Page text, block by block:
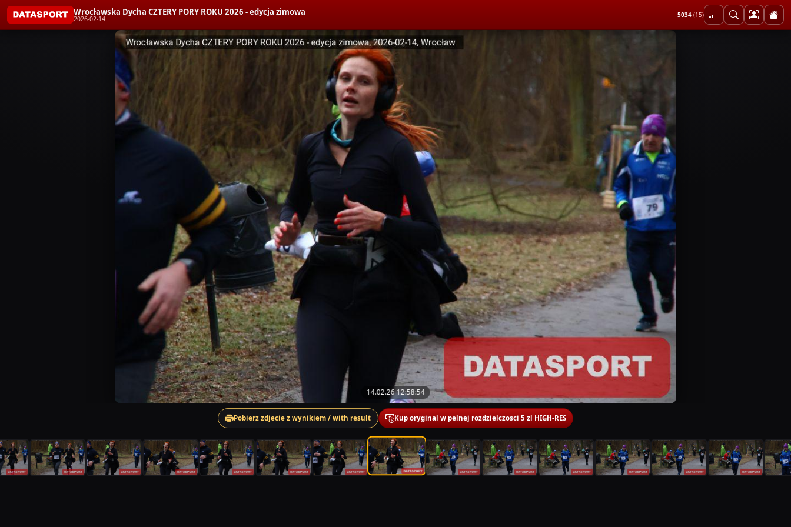
Wrocławska Dycha CZTERY PORY ROKU 2026 - edycja zimowa
2026-02-14 5034 (15)
14.02.26 12:58:54
Pobierz zdjecie z wynikiem / with result Kup oryginal w pelnej rozdzielczosci 5 zl HIGH-RES